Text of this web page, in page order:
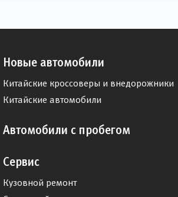
Новые автомобили
Китайские кроссоверы и внедорожники
Китайские автомобили
Автомобили с пробегом
Сервис
Кузовной ремонт